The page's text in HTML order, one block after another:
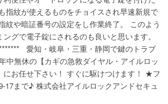
指紋が使えるものをチョイスされ早速新規で
紋や暗証番号の設定をし作業終了。 このよう
グで電子錠にされるのも良いと思います。
愛知・岐阜・三重・静岡で鍵のトラブ
中無休の【カギの急救ダイヤル・アイルロッ
にお任せ下さい！ すぐに駆けつけます！ ★フ
17まで♪ 株式会社アイルロックアンドセキュ